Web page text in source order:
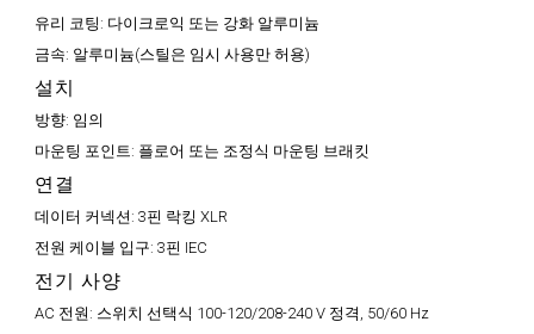
유리 코팅: 다이크로익 또는 강화 알루미늄
금속: 알루미늄(스틸은 임시 사용만 허용)
설치
방향: 임의
마운팅 포인트: 플로어 또는 조정식 마운팅 브래킷
연결
데이터 커넥션: 3핀 락킹 XLR
전원 케이블 입구: 3핀 IEC
전기 사양
AC 전원: 스위치 선택식 100-120/208-240 V 정격, 50/60 Hz